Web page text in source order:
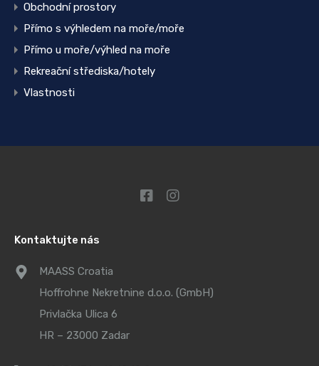
Obchodní prostory
Přímo s výhledem na moře/moře
Přímo u moře/výhled na moře
Rekreační střediska/hotely
Vlastnosti
Kontaktujte nás
MAASS Croatia
Hoffrohne Nekretnine d.o.o. (GmbH)
Privlačka Ulica 6
HR – 23000 Zadar